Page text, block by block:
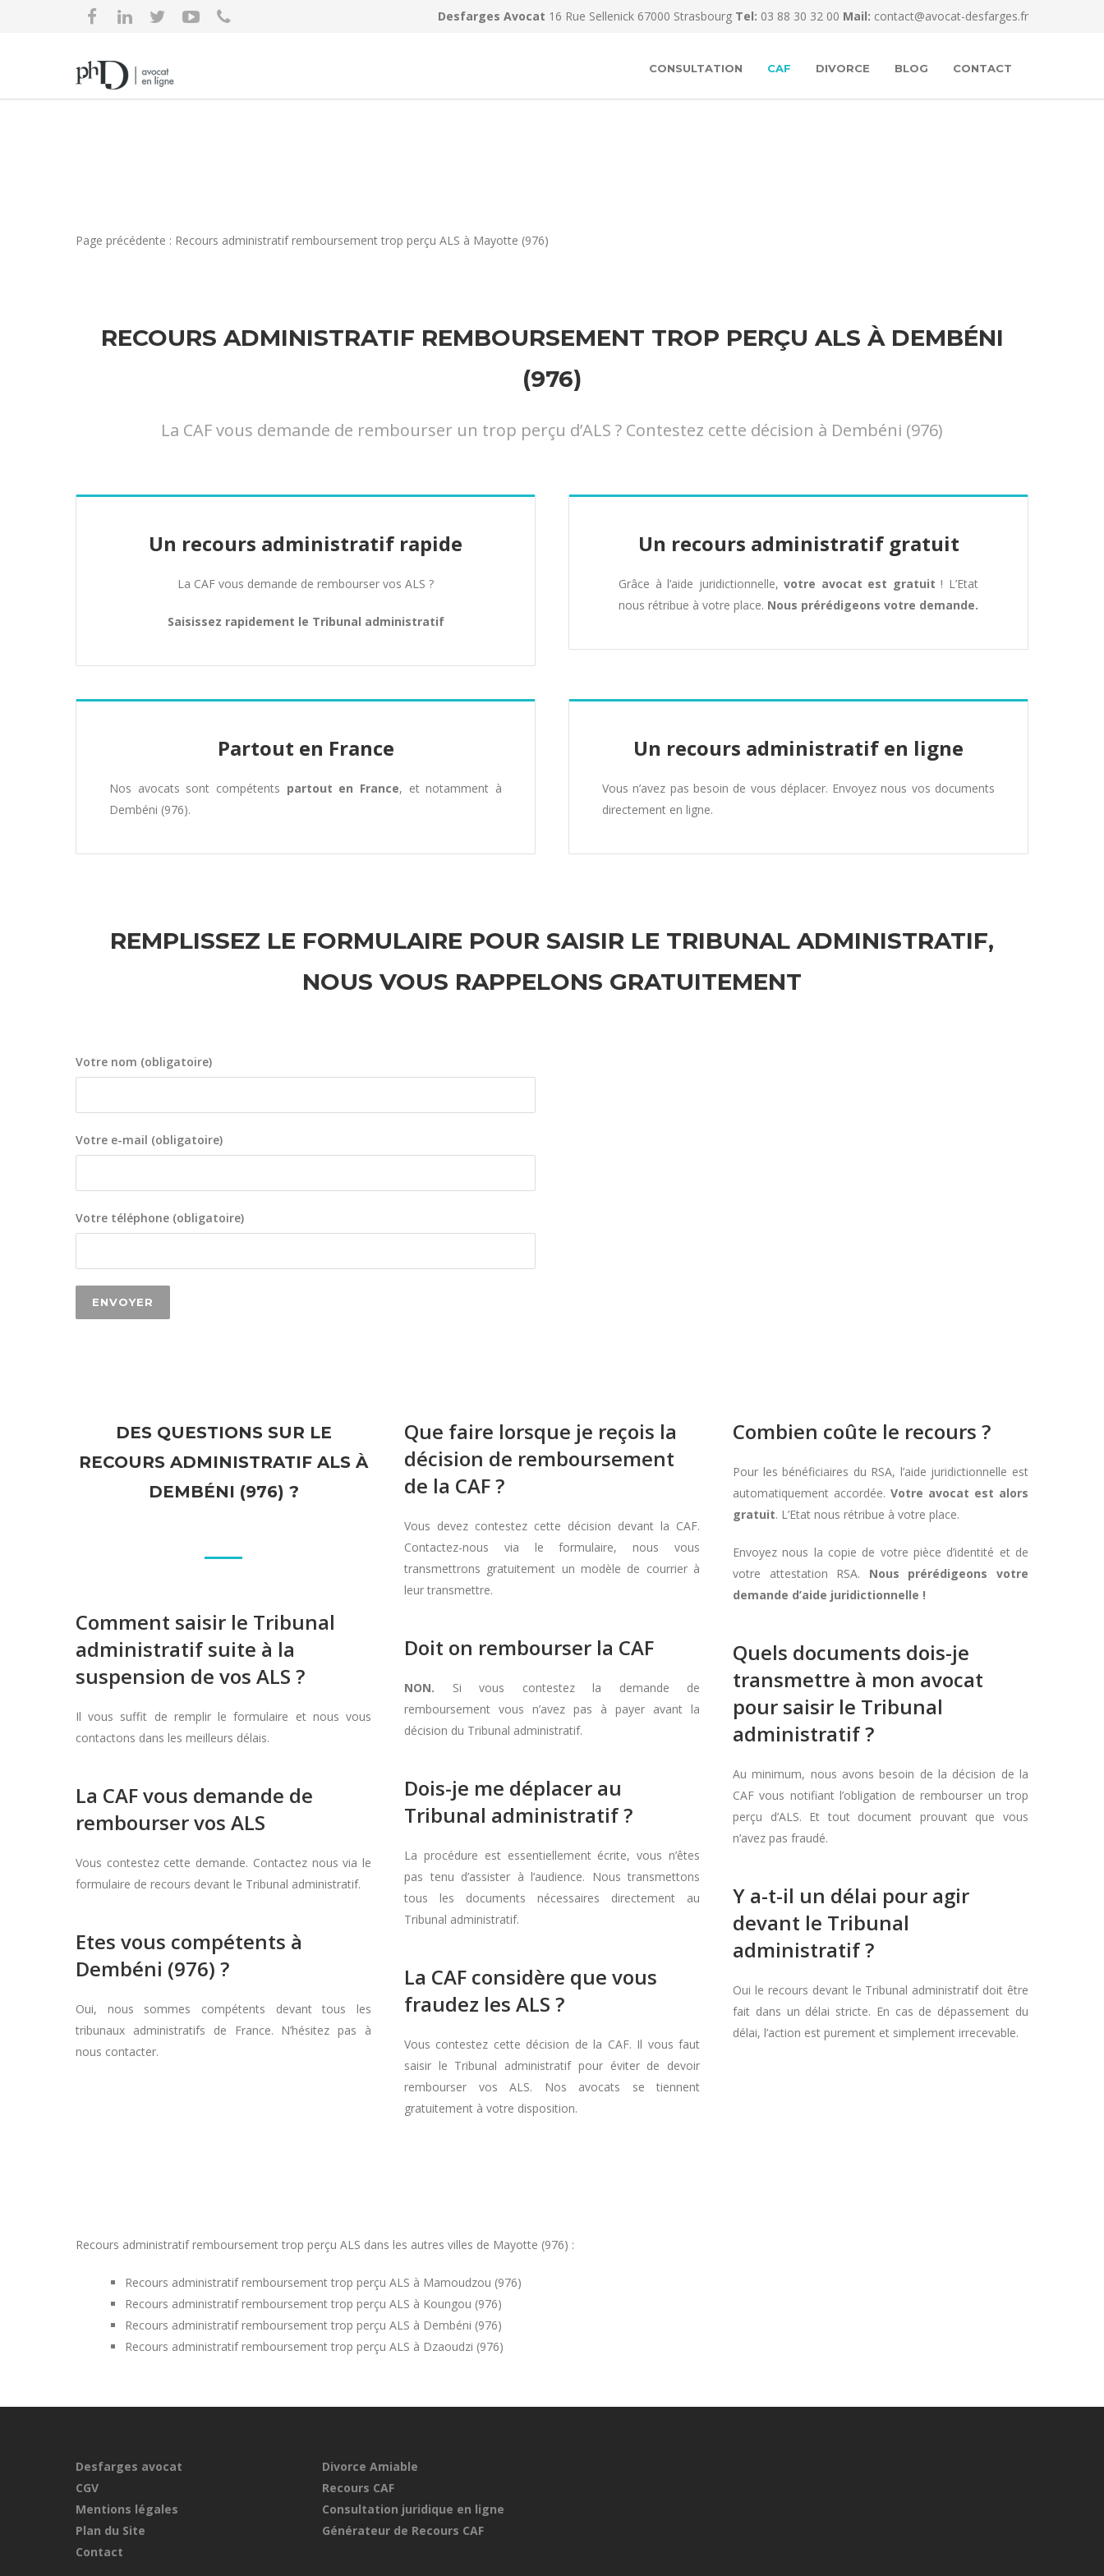
Desfarges Avocat 16 Rue Sellenick 67000 Strasbourg Tel: 03 88 30 32 00 Mail: contact@avocat-desfarges.fr
CONSULTATION CAF DIVORCE BLOG CONTACT
Page précédente : Recours administratif remboursement trop perçu ALS à Mayotte (976)
RECOURS ADMINISTRATIF REMBOURSEMENT TROP PERÇU ALS À DEMBÉNI
(976)
La CAF vous demande de rembourser un trop perçu d’ALS ? Contestez cette décision à Dembéni (976)
Un recours administratif rapide
La CAF vous demande de rembourser vos ALS ?
Saisissez rapidement le Tribunal administratif
Un recours administratif gratuit
Grâce à l’aide juridictionnelle,votre avocat est gratuit ! L’Etat
nous rétribue à votre place. Nous prérédigeons votre demande.
Partout en France
Nos avocats sont compétents partout en France, et notamment à
Dembéni (976).
Un recours administratif en ligne
Vous n’avez pas besoin de vous déplacer. Envoyez nous vos documents
directement en ligne.
REMPLISSEZ LE FORMULAIRE POUR SAISIR LE TRIBUNAL ADMINISTRATIF,
NOUS VOUS RAPPELONS GRATUITEMENT
Votre nom (obligatoire)
Votre e-mail (obligatoire)
Votre téléphone (obligatoire)
DES QUESTIONS SUR LE
RECOURS ADMINISTRATIF ALS À
DEMBÉNI (976) ?
Comment saisir le Tribunal
administratif suite à la
suspension de vos ALS ?
Il vous suffit de remplir le formulaire et nous vous
contactons dans les meilleurs délais.
La CAF vous demande de
rembourser vos ALS
Vous contestez cette demande. Contactez nous via le
formulaire de recours devant le Tribunal administratif.
Etes vous compétents à
Dembéni (976) ?
Oui, nous sommes compétents devant tous les
tribunaux administratifs de France. N’hésitez pas à
nous contacter.
Que faire lorsque je reçois la
décision de remboursement
de la CAF ?
Vous devez contestez cette décision devant la CAF.
Contactez-nous via le formulaire, nous vous
transmettrons gratuitement un modèle de courrier à
leur transmettre.
Doit on rembourser la CAF
NON. Si vous contestez la demande de
remboursement vous n’avez pas à payer avant la
décision du Tribunal administratif.
Dois-je me déplacer au
Tribunal administratif ?
La procédure est essentiellement écrite, vous n’êtes
pas tenu d’assister à l’audience. Nous transmettons
tous les documents nécessaires directement au
Tribunal administratif.
La CAF considère que vous
fraudez les ALS ?
Vous contestez cette décision de la CAF. Il vous faut
saisir le Tribunal administratif pour éviter de devoir
rembourser vos ALS. Nos avocats se tiennent
gratuitement à votre disposition.
Combien coûte le recours ?
Pour les bénéficiaires du RSA, l’aide juridictionnelle est
automatiquement accordée. Votre avocat est alors
gratuit. L’Etat nous rétribue à votre place.
Envoyez nous la copie de votre pièce d’identité et de
votre attestation RSA. Nous prérédigeons votre
demande d’aide juridictionnelle !
Quels documents dois-je
transmettre à mon avocat
pour saisir le Tribunal
administratif ?
Au minimum, nous avons besoin de la décision de la
CAF vous notifiant l’obligation de rembourser un trop
perçu d’ALS. Et tout document prouvant que vous
n’avez pas fraudé.
Y a-t-il un délai pour agir
devant le Tribunal
administratif ?
Oui le recours devant le Tribunal administratif doit être
fait dans un délai stricte. En cas de dépassement du
délai, l’action est purement et simplement irrecevable.
Recours administratif remboursement trop perçu ALS dans les autres villes de Mayotte (976) :
Recours administratif remboursement trop perçu ALS à Mamoudzou (976)
Recours administratif remboursement trop perçu ALS à Koungou (976)
Recours administratif remboursement trop perçu ALS à Dembéni (976)
Recours administratif remboursement trop perçu ALS à Dzaoudzi (976)
Desfarges avocat
CGV
Mentions légales
Plan du Site
Contact
Divorce Amiable
Recours CAF
Consultation juridique en ligne
Générateur de Recours CAF